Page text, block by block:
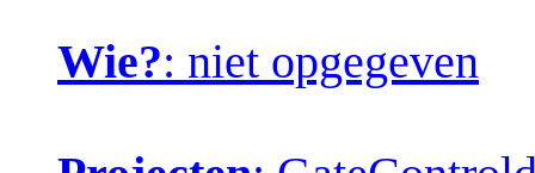
Wie?: niet opgegeven